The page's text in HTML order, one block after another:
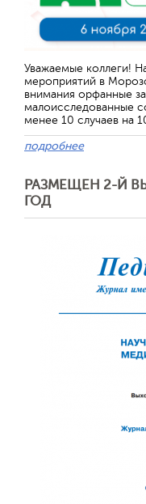
Уважаемые коллеги!
мероприятий в
внимания орфанные
малоисследованные
менее 10 случаев на
подробнее
РАЗМЕЩЕН 2-Й
ГОД